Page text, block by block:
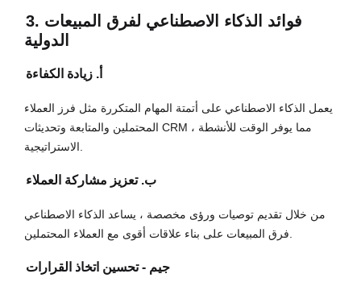
3. فوائد الذكاء الاصطناعي لفرق المبيعات
الدولية
أ. زيادة الكفاءة
يعمل الذكاء الاصطناعي على أتمتة المهام المتكررة مثل فرز العملاء
المحتملين والمتابعة وتحديثات CRM ، مما يوفر الوقت للأنشطة
الاستراتيجية.
ب. تعزيز مشاركة العملاء
من خلال تقديم توصيات ورؤى مخصصة ، يساعد الذكاء الاصطناعي
فرق المبيعات على بناء علاقات أقوى مع العملاء المحتملين.
جيم - تحسين اتخاذ القرارات